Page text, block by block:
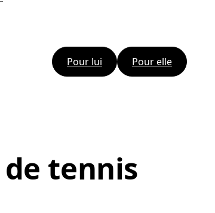
Pour lui Pour elle
tennis